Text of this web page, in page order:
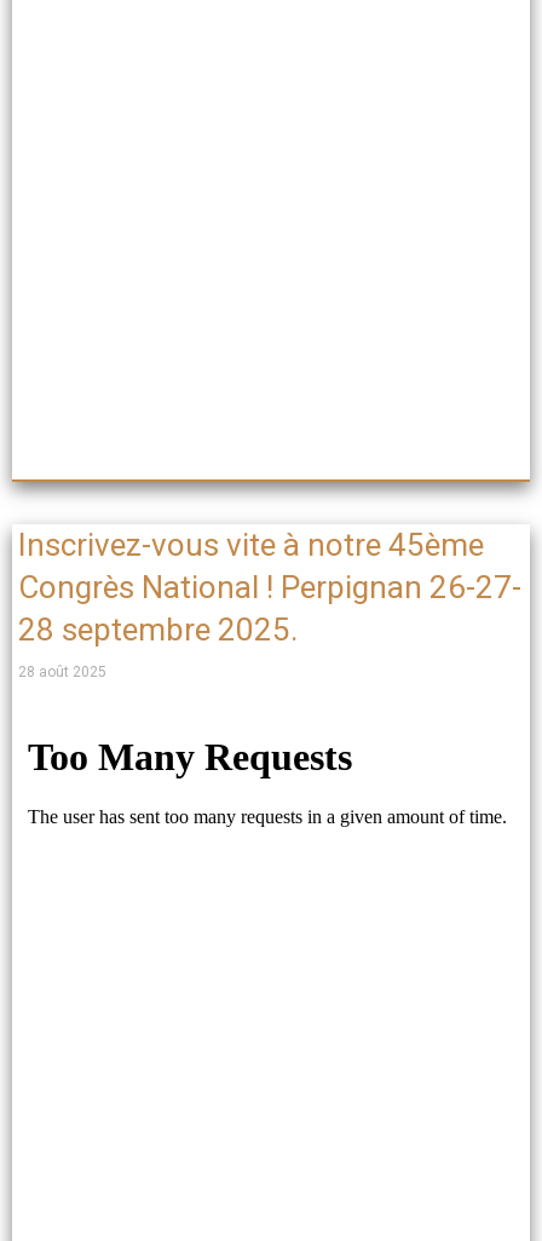
Inscrivez-vous vite à notre 45ème
Congrès National ! Perpignan 26-27-
28 septembre 2025.
28 août 2025